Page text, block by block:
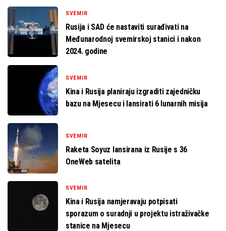
SVEMIR
Rusija i SAD će nastaviti surađivati na
Međunarodnoj svemirskoj stanici i nakon
2024. godine
SVEMIR
Kina i Rusija planiraju izgraditi zajedničku
bazu na Mjesecu i lansirati 6 lunarnih misija
SVEMIR
Raketa Soyuz lansirana iz Rusije s 36
OneWeb satelita
SVEMIR
Kina i Rusija namjeravaju potpisati
sporazum o suradnji u projektu istraživačke
stanice na Mjesecu